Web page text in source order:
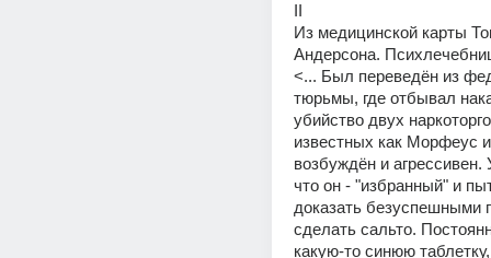
II
Из медицинской карты
Андерсона.
<... Был переведён из
тюрьмы, где отбывал
убийство двух
известных как Морфеус
возбуждён и агрессивен.
что он - "избранный" и
доказать безуспешными
сделать сальто.
какую-то синюю